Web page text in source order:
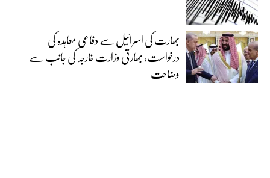
بھارت کی اسرائیل سے دفاعی معاہدہ کی
درخواست، بھارتی وزارت خارجہ کی جانب سے
وضاحت